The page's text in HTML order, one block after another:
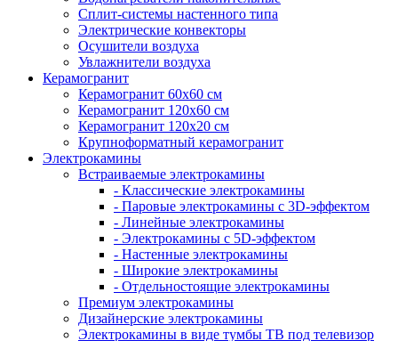
Сплит-системы настенного типа
Электрические конвекторы
Осушители воздуха
Увлажнители воздуха
Керамогранит
Керамогранит 60х60 см
Керамогранит 120х60 см
Керамогранит 120х20 см
Крупноформатный керамогранит
Электрокамины
Встраиваемые электрокамины
- Классические электрокамины
- Паровые электрокамины с 3D-эффектом
- Линейные электрокамины
- Электрокамины с 5D-эффектом
- Настенные электрокамины
- Широкие электрокамины
- Отдельностоящие электрокамины
Премиум электрокамины
Дизайнерские электрокамины
Электрокамины в виде тумбы ТВ под телевизор